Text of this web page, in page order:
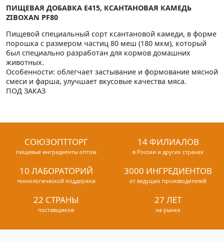
ПИЩЕВАЯ ДОБАВКА E415, КСАНТАНОВАЯ КАМЕДЬ
ZIBOXAN PF80
Пищевой специальный сорт ксантановой камеди, в форме
порошка с размером частиц 80 меш (180 мкм), который
был специально разработан для кормов домашних
животных.
Особенности: облегчает застывание и формование мясной
смеси и фарша, улучшает вкусовые качества мяса.
ПОД ЗАКАЗ
СОЮЗОПТТОРГ
пищевые ингредиенты оптом
14 ФИЛИАЛОВ
в России и других странах
10 ЛАБОРАТОРИЙ
технологической поддержки
3000 ИНГРЕДИЕНТОВ
от ведущих производителей
22 СТРАНЫ
поставщиков
27 ЛЕТ
на рынке